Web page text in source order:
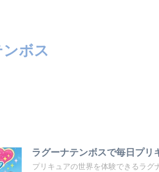
ボス
ラグーナテンボスで毎日プリ
プリキュアの世界を体験できるラグ